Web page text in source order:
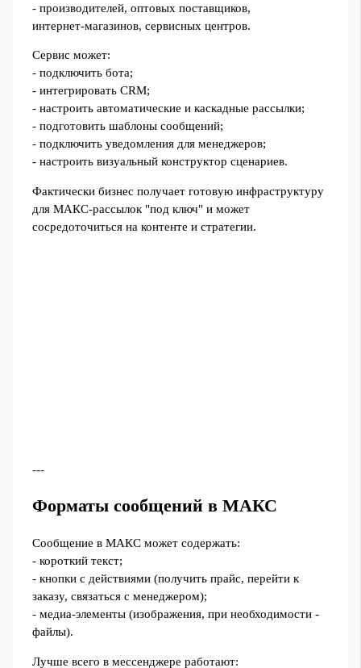
- производителей, оптовых поставщиков,
интернет‑магазинов, сервисных центров.
Сервис может:
- подключить бота;
- интегрировать CRM;
- настроить автоматические и каскадные рассылки;
- подготовить шаблоны сообщений;
- подключить уведомления для менеджеров;
- настроить визуальный конструктор сценариев.
Фактически бизнес получает готовую инфраструктуру
для МАКС‑рассылок "под ключ" и может
сосредоточиться на контенте и стратегии.
---
Форматы сообщений в МАКС
Сообщение в МАКС может содержать:
- короткий текст;
- кнопки с действиями (получить прайс, перейти к
заказу, связаться с менеджером);
- медиа‑элементы (изображения, при необходимости -
файлы).
Лучше всего в мессенджере работают: